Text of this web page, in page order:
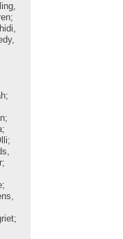
;
;
;
;
;
;
;
;